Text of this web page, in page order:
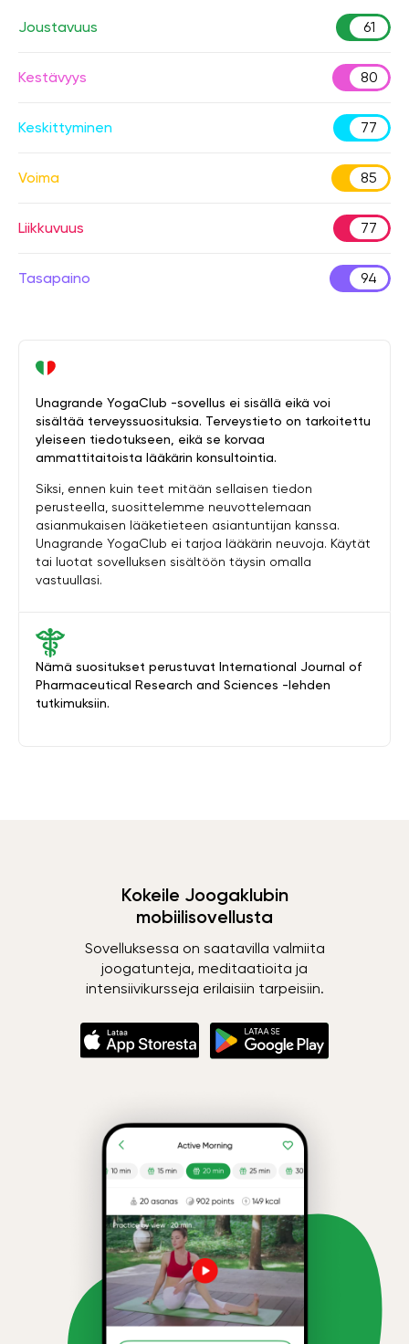
Joustavuus 61
Kestävyys 80
Keskittyminen 77
Voima 85
Liikkuvuus 77
Tasapaino 94
Nämä suositukset perustuvat International Journal of
Pharmaceutical Research and Sciences -lehden
tutkimuksiin.
Unagrande YogaClub -sovellus ei sisällä eikä voi
sisältää terveyssuosituksia. Terveystieto on tarkoitettu
yleiseen tiedotukseen, eikä se korvaa
ammattitaitoista lääkärin konsultointia.
Siksi, ennen kuin teet mitään sellaisen tiedon
perusteella, suosittelemme neuvottelemaan
asianmukaisen lääketieteen asiantuntijan kanssa.
Unagrande YogaClub ei tarjoa lääkärin neuvoja. Käytät
tai luotat sovelluksen sisältöön täysin omalla
vastuullasi.
Kokeile Joogaklubin
mobiilisovellusta
Sovelluksessa on saatavilla valmiita
joogatunteja, meditaatioita ja
intensiivikursseja erilaisiin tarpeisiin.